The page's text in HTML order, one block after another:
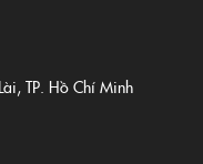
TP. Hồ Chí Minh